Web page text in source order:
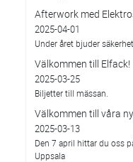
Afterwork med
2025-04-01
Under året bjuder
Välkommen till Elfack!
2025-03-25
Biljetter till mässan.
Välkommen till våra
2025-03-13
Den 7 april hittar du oss
Uppsala